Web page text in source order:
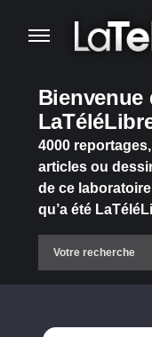
Bienvenue
4000
articles ou
de ce
qu’a été